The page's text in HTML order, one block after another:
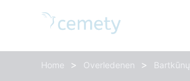
Home > Overledenen >